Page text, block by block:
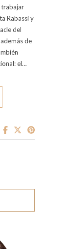
trabajar
Rabassi y
del
de
el…